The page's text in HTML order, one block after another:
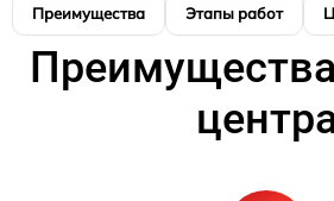
Преимущества Этапы работ